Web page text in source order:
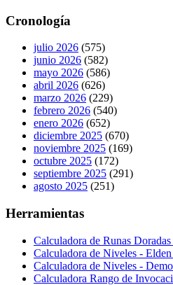
Cronología
julio 2026 (575)
junio 2026 (582)
mayo 2026 (586)
abril 2026 (626)
marzo 2026 (229)
febrero 2026 (540)
enero 2026 (652)
diciembre 2025 (670)
noviembre 2025 (169)
octubre 2025 (172)
septiembre 2025 (291)
agosto 2025 (251)
Herramientas
Calculadora de Runas
Calculadora de Niveles -
Calculadora de Niveles -
Calculadora Rango de